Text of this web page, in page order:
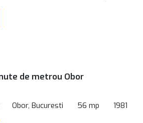
de metrou Obor
Obor, Bucuresti 56 mp 1981